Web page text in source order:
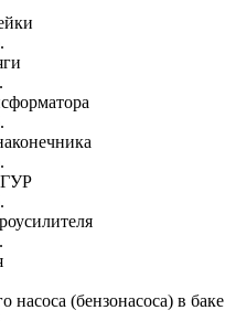
ГУР
насоса (бензонасоса) в баке